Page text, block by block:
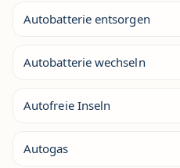
Autobatterie entsorgen
Autobatterie wechseln
Autofreie Inseln
Autogas